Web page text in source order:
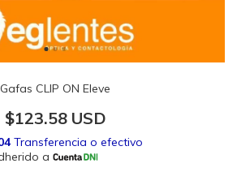
Gafas CLIP ON Eleve
$123.58 USD